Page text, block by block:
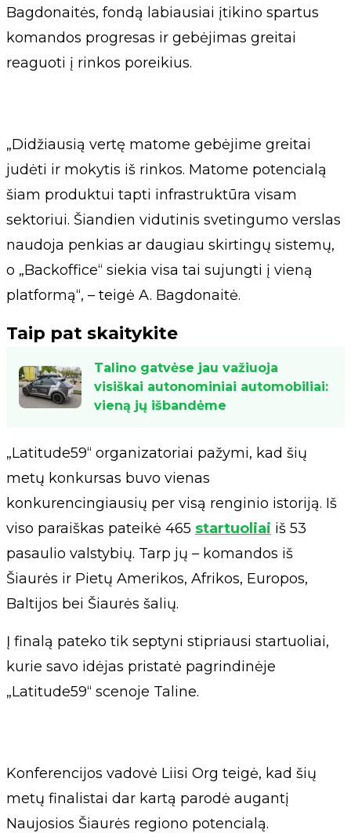
Bagdonaitės, fondą labiausiai įtikino spartus
komandos progresas ir gebėjimas greitai
reaguoti į rinkos poreikius.
„Didžiausią vertę matome gebėjime greitai
judėti ir mokytis iš rinkos. Matome potencialą
šiam produktui tapti infrastruktūra visam
sektoriui. Šiandien vidutinis svetingumo verslas
naudoja penkias ar daugiau skirtingų sistemų,
o „Backoffice“ siekia visa tai sujungti į vieną
platformą“, – teigė A. Bagdonaitė.
Taip pat skaitykite
Talino gatvėse jau važiuoja
visiškai autonominiai automobiliai:
vieną jų išbandėme
„Latitude59“ organizatoriai pažymi, kad šių
metų konkursas buvo vienas
konkurencingiausių per visą renginio istoriją. Iš
viso paraiškas pateikė 465 startuoliai iš 53
pasaulio valstybių. Tarp jų – komandos iš
Šiaurės ir Pietų Amerikos, Afrikos, Europos,
Baltijos bei Šiaurės šalių.
Į finalą pateko tik septyni stipriausi startuoliai,
kurie savo idėjas pristatė pagrindinėje
„Latitude59“ scenoje Taline.
Konferencijos vadovė Liisi Org teigė, kad šių
metų finalistai dar kartą parodė augantį
Naujosios Šiaurės regiono potencialą.